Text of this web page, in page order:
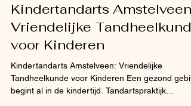
tandheelkundige behandeling waarb
Kindertandarts Amstelveen:
Vriendelijke Tandheelkunde
voor Kinderen
Kindertandarts Amstelveen: Vriendelijke
Tandheelkunde voor Kinderen Een gezond gebit
begint al in de kindertijd. Tandartspraktijk